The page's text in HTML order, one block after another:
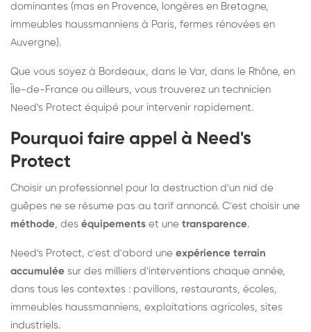
dominantes (mas en Provence, longères en Bretagne,
immeubles haussmanniens à Paris, fermes rénovées en
Auvergne).
Que vous soyez à Bordeaux, dans le Var, dans le Rhône, en
Île-de-France ou ailleurs, vous trouverez un technicien
Need's Protect équipé pour intervenir rapidement.
Pourquoi faire appel à Need's
Protect
Choisir un professionnel pour la destruction d'un nid de
guêpes ne se résume pas au tarif annoncé. C'est choisir une
méthode, des équipements et une transparence.
Need's Protect, c'est d'abord une expérience terrain
accumulée sur des milliers d'interventions chaque année,
dans tous les contextes : pavillons, restaurants, écoles,
immeubles haussmanniens, exploitations agricoles, sites
industriels.